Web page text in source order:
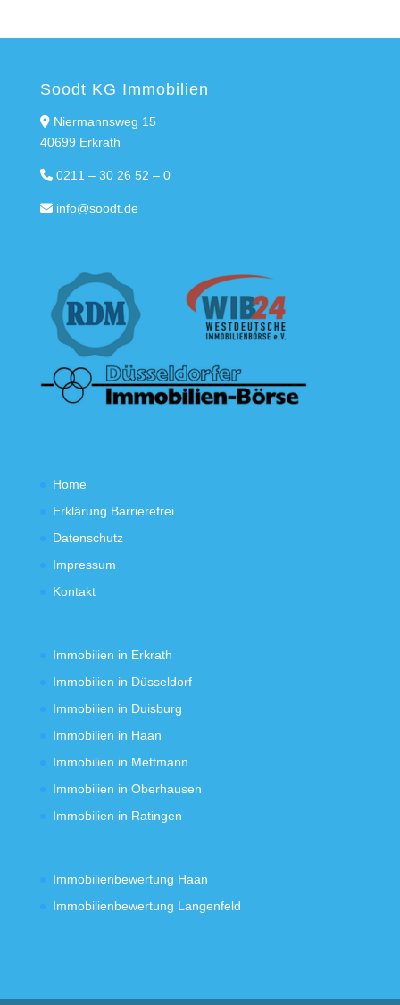
Soodt KG Immobilien
Niermannsweg 15
40699 Erkrath
0211 – 30 26 52 – 0
info@soodt.de
Home
Erklärung Barrierefrei
Datenschutz
Impressum
Kontakt
Immobilien in Erkrath
Immobilien in Düsseldorf
Immobilien in Duisburg
Immobilien in Haan
Immobilien in Mettmann
Immobilien in Oberhausen
Immobilien in Ratingen
Immobilienbewertung Haan
Immobilienbewertung Langenfeld